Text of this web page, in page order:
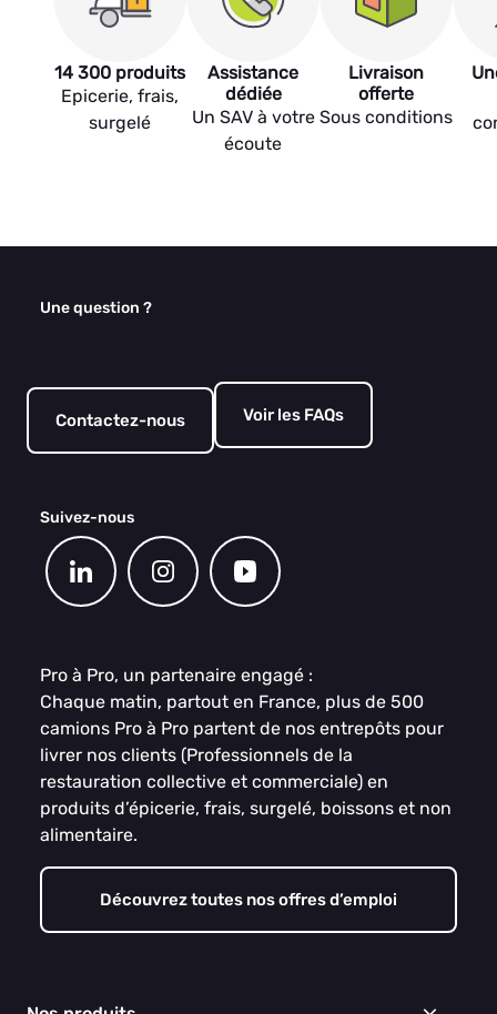
14 300 produits
Epicerie, frais,
surgelé
Assistance
dédiée
Un SAV à votre
écoute
Livraison
offerte
Sous conditions
Une question ?
Contactez-nous Voir les FAQs
Suivez-nous
Pro à Pro, un partenaire engagé :
Chaque matin, partout en France, plus de 500
camions Pro à Pro partent de nos entrepôts pour
livrer nos clients (Professionnels de la
restauration collective et commerciale) en
produits d’épicerie, frais, surgelé, boissons et non
alimentaire.
Découvrez toutes nos offres d’emploi